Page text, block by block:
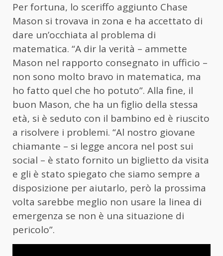
Per fortuna, lo sceriffo aggiunto Chase
Mason si trovava in zona e ha accettato di
dare un’occhiata al problema di
matematica. “A dir la verità – ammette
Mason nel rapporto consegnato in ufficio –
non sono molto bravo in matematica, ma
ho fatto quel che ho potuto”. Alla fine, il
buon Mason, che ha un figlio della stessa
età, si è seduto con il bambino ed è riuscito
a risolvere i problemi. “Al nostro giovane
chiamante – si legge ancora nel post sui
social – è stato fornito un biglietto da visita
e gli è stato spiegato che siamo sempre a
disposizione per aiutarlo, però la prossima
volta sarebbe meglio non usare la linea di
emergenza se non è una situazione di
pericolo”.